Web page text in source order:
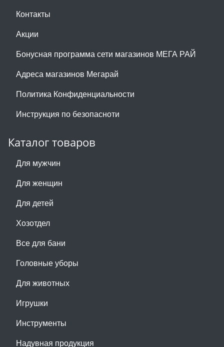
Контакты
Акции
Бонусная программа сети магазинов МЕГА РАЙ
Адреса магазинов Мегарай
Политика Конфиденциальности
Инструкция по безопасноти
Каталог товаров
Для мужчин
Для женщин
Для детей
Хозотдел
Все для бани
Головные уборы
Для животных
Игрушки
Инструменты
Надувная продукция